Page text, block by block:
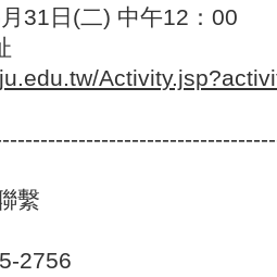
31日(二) 中午12：00
繫
2756